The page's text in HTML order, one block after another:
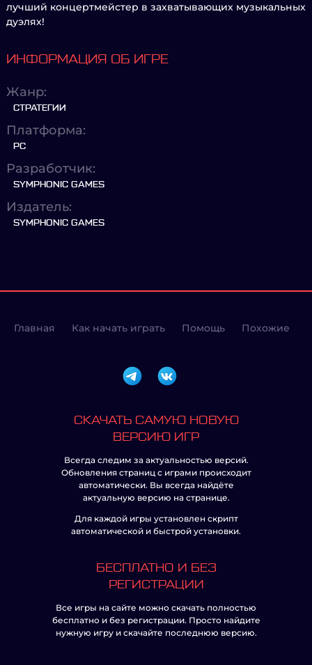
лучший концертмейстер в захватывающих музыкальных
дуэлях!
ИНФОРМАЦИЯ ОБ ИГРЕ
Жанр:
СТРАТЕГИИ
Платформа:
PC
Разработчик:
SYMPHONIC GAMES
Издатель:
SYMPHONIC GAMES
Главная Как начать играть Помощь Похожие
СКАЧАТЬ САМУЮ НОВУЮ
ВЕРСИЮ ИГР
Всегда следим за актуальностью версий.
Обновления страниц с играми происходит
автоматически. Вы всегда найдёте
актуальную версию на странице.
Для каждой игры установлен скрипт
автоматической и быстрой установки.
БЕСПЛАТНО И БЕЗ
РЕГИСТРАЦИИ
Все игры на сайте можно скачать полностью
бесплатно и без регистрации. Просто найдите
нужную игру и скачайте последнюю версию.